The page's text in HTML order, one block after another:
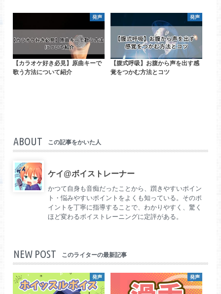
発声
【カラオケ好き必見】原曲キーで
歌う方法について紹介
発声
【腹式呼吸】お腹から声を出す感
覚をつかむ方法とコツ
ABOUT この記事をかいた人
ケイ@ボイストレーナー
かつて自身も音痴だったことから、躓きやすいポイン
ト・悩みやすいポイントをよくも知っている。そのポ
イントを丁寧に指導することで、わかりやすく、驚く
ほど変わるボイストレーニングに定評がある。
NEW POST このライターの最新記事
発声 発声